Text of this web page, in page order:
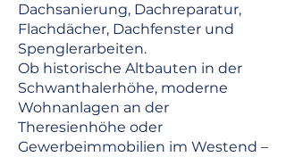
Dachsanierung, Dachreparatur,
Flachdächer, Dachfenster und
Spenglerarbeiten.
Ob historische Altbauten in der
Schwanthalerhöhe, moderne
Wohnanlagen an der
Theresienhöhe oder
Gewerbeimmobilien im Westend –